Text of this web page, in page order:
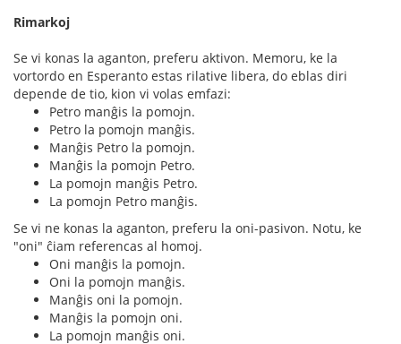
Rimarkoj
Se vi konas la aganton, preferu aktivon. Memoru, ke la
vortordo en Esperanto estas rilative libera, do eblas diri
depende de tio, kion vi volas emfazi:
Petro manĝis la pomojn.
Petro la pomojn manĝis.
Manĝis Petro la pomojn.
Manĝis la pomojn Petro.
La pomojn manĝis Petro.
La pomojn Petro manĝis.
Se vi ne konas la aganton, preferu la oni-pasivon. Notu, ke
"oni" ĉiam referencas al homoj.
Oni manĝis la pomojn.
Oni la pomojn manĝis.
Manĝis oni la pomojn.
Manĝis la pomojn oni.
La pomojn manĝis oni.